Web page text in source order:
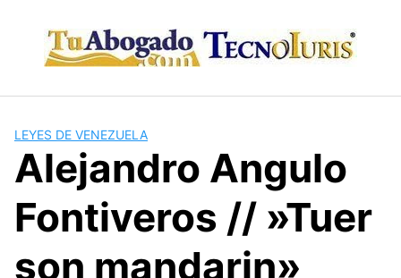
content
LEYES DE VENEZUELA
Alejandro Angulo
Fontiveros // »Tuer
son mandarin»